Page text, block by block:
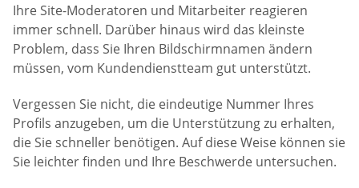
Ihre Site-Moderatoren und Mitarbeiter reagieren
immer schnell. Darüber hinaus wird das kleinste
Problem, dass Sie Ihren Bildschirmnamen ändern
müssen, vom Kundendienstteam gut unterstützt.
Vergessen Sie nicht, die eindeutige Nummer Ihres
Profils anzugeben, um die Unterstützung zu erhalten,
die Sie schneller benötigen. Auf diese Weise können sie
Sie leichter finden und Ihre Beschwerde untersuchen.